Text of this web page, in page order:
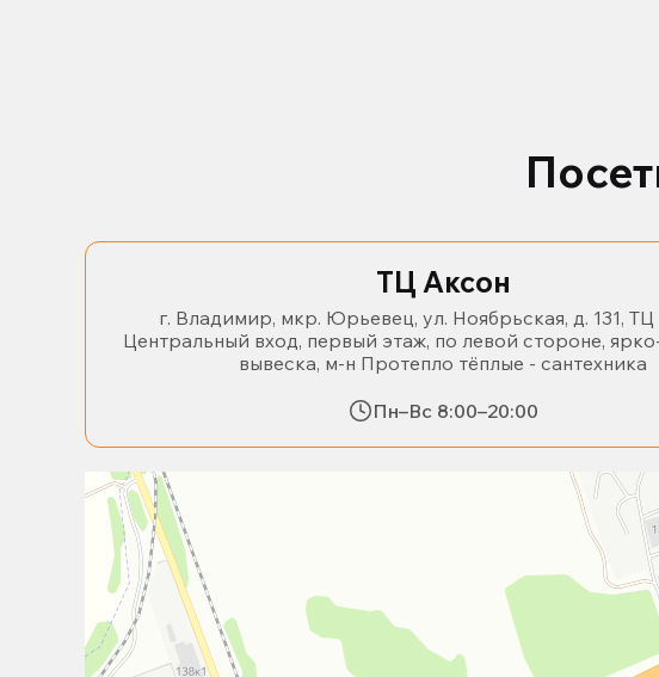
ТЦ Аксон
г. Владимир, мкр. Юрьевец, ул. Ноябрьская, д. 131,
Центральный вход, первый этаж, по левой стороне,
вывеска, м-н Протепло тёплые - сантехника
Пн–Вс 8:00–20:00